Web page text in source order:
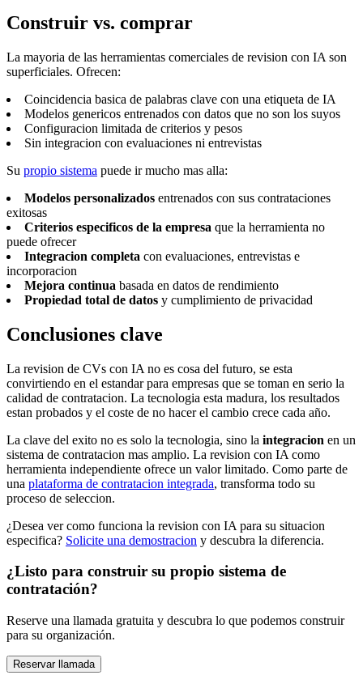
Construir vs. comprar
La mayoria de las herramientas comerciales de revision con IA son
superficiales. Ofrecen:
Coincidencia basica de palabras clave con una etiqueta de IA
Modelos genericos entrenados con datos que no son los suyos
Configuracion limitada de criterios y pesos
Sin integracion con evaluaciones ni entrevistas
Su propio sistema puede ir mucho mas alla:
Modelos personalizados entrenados con sus contrataciones
exitosas
Criterios especificos de la empresa que la herramienta no
puede ofrecer
Integracion completa con evaluaciones, entrevistas e
incorporacion
Mejora continua basada en datos de rendimiento
Propiedad total de datos y cumplimiento de privacidad
Conclusiones clave
La revision de CVs con IA no es cosa del futuro, se esta
convirtiendo en el estandar para empresas que se toman en serio la
calidad de contratacion. La tecnologia esta madura, los resultados
estan probados y el coste de no hacer el cambio crece cada año.
La clave del exito no es solo la tecnologia, sino la integracion en un
sistema de contratacion mas amplio. La revision con IA como
herramienta independiente ofrece un valor limitado. Como parte de
una plataforma de contratacion integrada, transforma todo su
proceso de seleccion.
¿Desea ver como funciona la revision con IA para su situacion
especifica? Solicite una demostracion y descubra la diferencia.
¿Listo para construir su propio sistema de
contratación?
Reserve una llamada gratuita y descubra lo que podemos construir
para su organización.
Reservar llamada